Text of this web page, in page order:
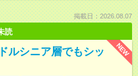
掲載日：2026.08.07
読
NEW
ルシニア層でもシッ